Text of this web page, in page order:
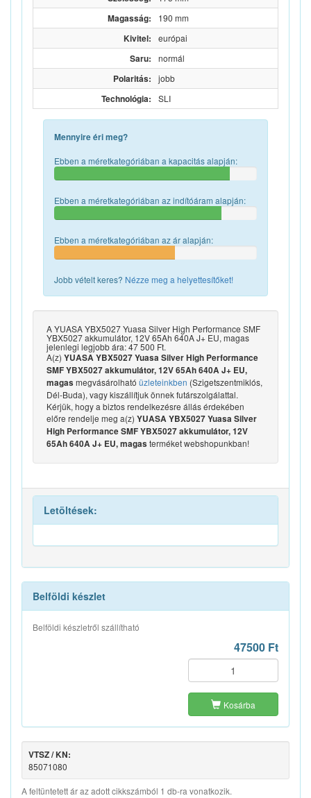
Magasság: 190 mm
Kivitel: európai
Saru: normál
Polaritás: jobb
Technológia: SLI
Mennyire éri meg?
Ebben a méretkategóriában a kapacitás alapján:
Ebben a méretkategóriában az indítóáram alapján:
Ebben a méretkategóriában az ár alapján:
Jobb vételt keres? Nézze meg a helyettesítőket!
A YUASA YBX5027 Yuasa Silver High Performance SMF
YBX5027 akkumulátor, 12V 65Ah 640A J+ EU, magas
jelenlegi legjobb ára: 47 500 Ft.
A(z) YUASA YBX5027 Yuasa Silver High Performance
SMF YBX5027 akkumulátor, 12V 65Ah 640A J+ EU,
magas megvásárolható üzleteinkben (Szigetszentmiklós,
Dél-Buda), vagy kiszállítjuk önnek futárszolgálattal.
Kérjük, hogy a biztos rendelkezésre állás érdekében
előre rendelje meg a(z) YUASA YBX5027 Yuasa Silver
High Performance SMF YBX5027 akkumulátor, 12V
65Ah 640A J+ EU, magas terméket webshopunkban!
Letöltések:
Belföldi készlet
Belföldi készletről szállítható
47500 Ft
Kosárba
VTSZ / KN:
85071080
A feltüntetett ár az adott cikkszámból 1 db-ra vonatkozik.